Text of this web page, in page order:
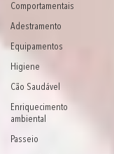
Comportamentais
Adestramento
Equipamentos
Higiene
Cão Saudável
Enriquecimento
ambiental
Passeio